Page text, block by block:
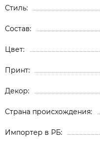
Стиль
Состав
Цвет
Принт
Декор
Страна происхождения
Импортер в РБ